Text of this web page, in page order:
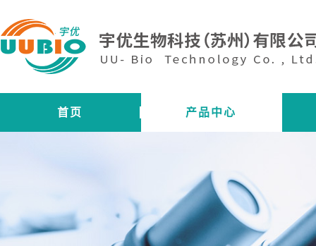
首页 产品中心